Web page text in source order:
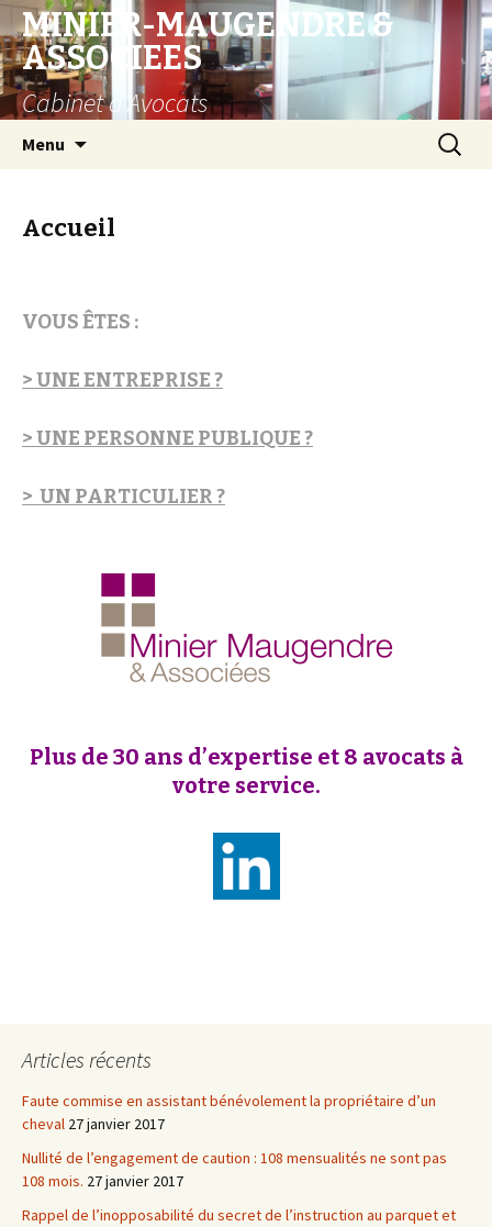
MINIER-MAUGENDRE &
ASSOCIEES
Cabinet d'Avocats
Menu
Accueil
VOUS ÊTES :
> UNE ENTREPRISE ?
> UNE PERSONNE PUBLIQUE ?
> UN PARTICULIER ?
Plus de 30 ans d’expertise et 8 avocats à
votre service.
Articles récents
Faute commise en assistant bénévolement la propriétaire d’un
cheval 27 janvier 2017
Nullité de l’engagement de caution : 108 mensualités ne sont pas
108 mois. 27 janvier 2017
Rappel de l’inopposabilité du secret de l’instruction au parquet et